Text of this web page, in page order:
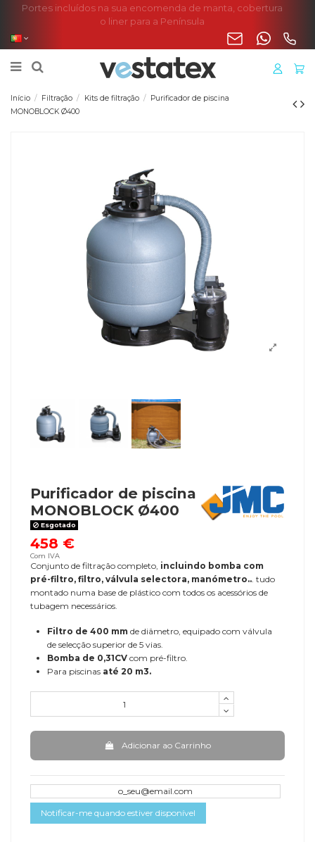
Portes incluídos na sua encomenda de manta, cobertura
o liner para a Península
Início Filtração Kits de filtração
Purificador de piscina
MONOBLOCK Ø400
Purificador de piscina
MONOBLOCK Ø400
Esgotado
458 €
Com IVA
Conjunto de filtração completo, incluindo bomba com
pré-filtro, filtro, válvula selectora, manómetro... tudo
montado numa base de plástico com todos os acessórios de
tubagem necessários.
Filtro de 400 mm de diâmetro, equipado com válvula
de selecção superior de 5 vias.
Bomba de 0,31CV com pré-filtro.
Para piscinas até 20 m3.
Adicionar ao Carrinho
Notificar-me quando estiver disponível